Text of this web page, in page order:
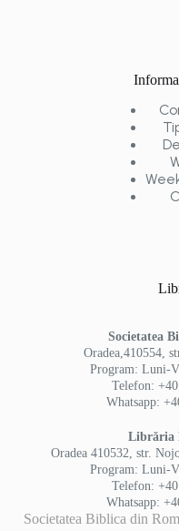
Societatea
Oradea,410554,
Program: Luni-
Telefon:
Whatsapp:
Librăria
Oradea 410532, str.
Program: Luni-
Telefon:
Whatsapp:
Societatea Biblica din